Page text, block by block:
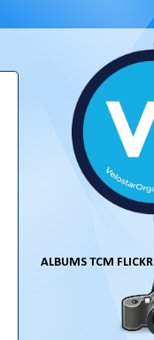
ALBUMS TCM FLICKR